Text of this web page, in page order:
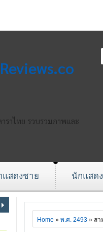
ราไทย รวบรวมภาพและ
แสดงชาย นักแสด
Home » พ.ศ. 2493 » สา